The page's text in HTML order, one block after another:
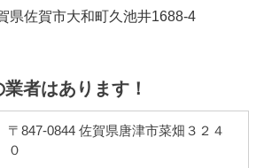
県佐賀市大和町久池井1688-4
者はあります！
〒847-0844 佐賀県唐津市菜畑３２４
０